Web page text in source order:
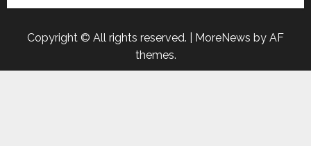
Copyright © All rights reserved. MoreNews by AF
themes.